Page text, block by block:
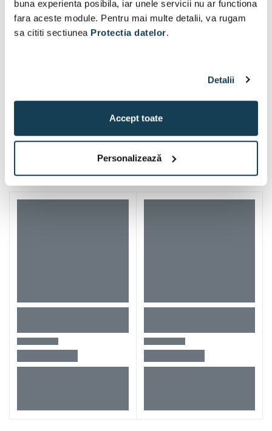
buna experienta posibila, iar unele servicii nu ar functiona
fara aceste module. Pentru mai multe detalii, va rugam
sa cititi sectiunea Protectia datelor.
Detalii
Accept toate
Personalizează
Iti mai recomandam si